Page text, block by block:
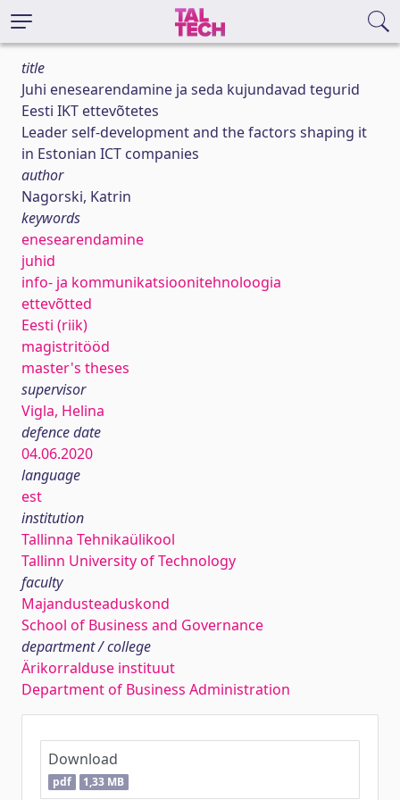
title
Juhi enesearendamine ja seda kujundavad tegurid
Eesti IKT ettevõtetes
Leader self-development and the factors shaping it
in Estonian ICT companies
author
Nagorski, Katrin
keywords
enesearendamine
juhid
info- ja kommunikatsioonitehnoloogia
ettevõtted
Eesti (riik)
magistritööd
master's theses
supervisor
Vigla, Helina
defence date
04.06.2020
language
est
institution
Tallinna Tehnikaülikool
Tallinn University of Technology
faculty
Majandusteaduskond
School of Business and Governance
department / college
Ärikorralduse instituut
Department of Business Administration
Download
pdf 1,33 MB